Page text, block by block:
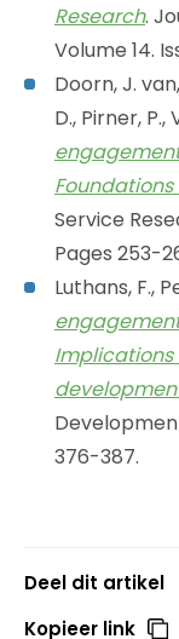
Research.
Volume 14.
Doorn, J.
D., Pirner, P.,
Service
Pages 253-
Luthans, F.,
376-387.
Deel dit artikel
Kopieer link